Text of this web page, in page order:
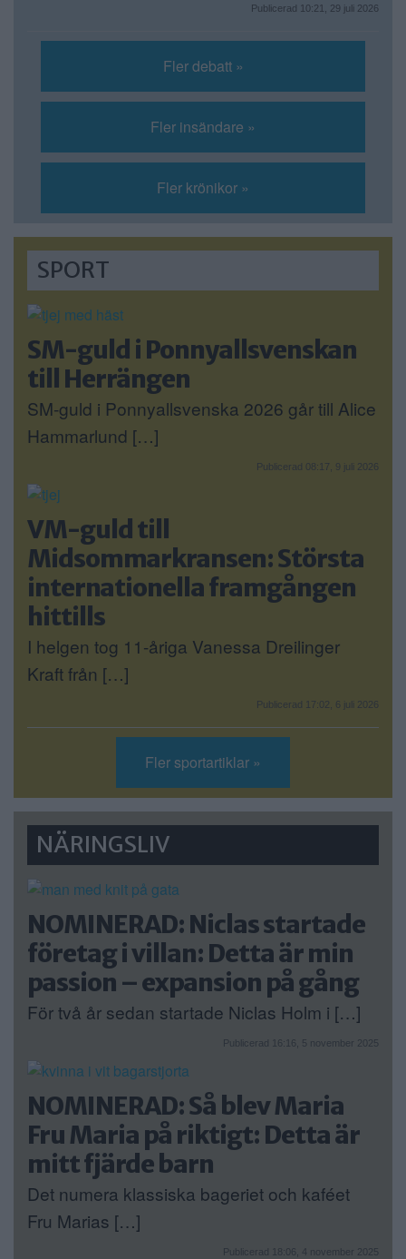
Publicerad 10:21, 29 juli 2026
Fler debatt »
Fler insändare »
Fler krönikor »
SPORT
SM-guld i Ponnyallsvenskan
till Herrängen
SM-guld i Ponnyallsvenska 2026 går till Alice
Hammarlund […]
Publicerad 08:17, 9 juli 2026
VM-guld till
Midsommarkransen: Största
internationella framgången
hittills
I helgen tog 11-åriga Vanessa Dreilinger
Kraft från […]
Publicerad 17:02, 6 juli 2026
Fler sportartiklar »
NÄRINGSLIV
NOMINERAD: Niclas startade
företag i villan: Detta är min
passion – expansion på gång
För två år sedan startade Niclas Holm i […]
Publicerad 16:16, 5 november 2025
NOMINERAD: Så blev Maria
Fru Maria på riktigt: Detta är
mitt fjärde barn
Det numera klassiska bageriet och kaféet
Fru Marias […]
Publicerad 18:06, 4 november 2025